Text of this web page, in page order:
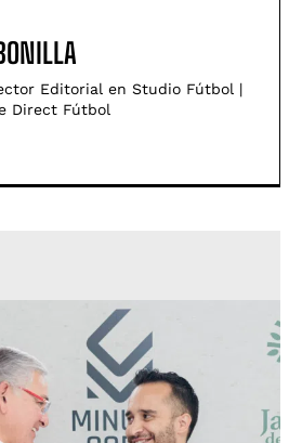
Editorial en Studio Fútbol |
Direct Fútbol